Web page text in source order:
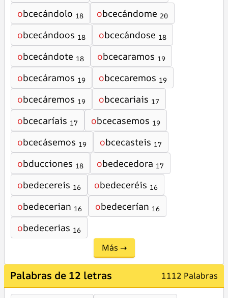
obcecándolo 18 obcecándome 20
obcecándoos 18 obcecándose 18
obcecándote 18 obcecaramos 19
obcecáramos 19 obcecaremos 19
obcecáremos 19 obcecariais 17
obcecaríais 17 obcecasemos 19
obcecásemos 19 obcecasteis 17
obducciones 18 obedecedora 17
obedecereis 16 obedeceréis 16
obedecerian 16 obedecerían 16
obedecerias 16
Más →
Palabras de 12 letras 1112 Palabras